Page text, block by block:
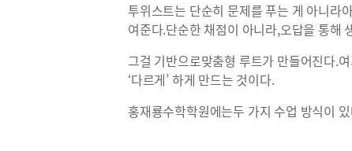
투위스트는 단순히 문제를 푸는 게 아니라
여준다.단순한 채점이 아니라,오답을 통해
그걸 기반으로맞춤형 루트가 만들어진다.
‘다르게’ 하게 만드는 것이다.
홍재룡수학학원에는두 가지 수업 방식이